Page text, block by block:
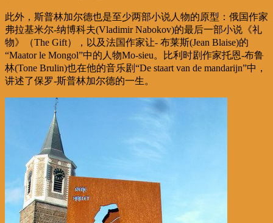
此外，斯普林加尔德也是至少两部小说人物的原型：俄国作家
弗拉基米尔-纳博科夫(Vladimir Nabokov)的最后一部小说《礼
物》（The Gift），以及法国作家让- 布莱斯(Jean Blaise)的
“Maator le Mongol”中的人物Mo-sieu。比利时剧作家托恩-布鲁
林(Tone Brulin)也在他的音乐剧“De staart van de mandarijn”中，
讲述了保罗-斯普林加尔德的一生。